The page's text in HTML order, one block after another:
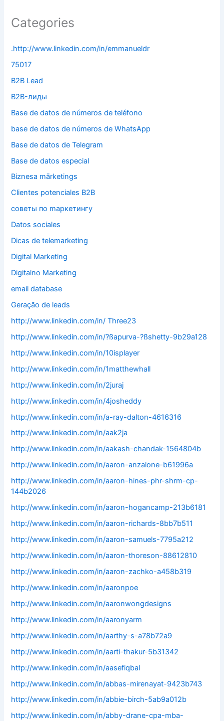
Categories
.http://www.linkedin.com/in/emmanueldr
75017
B2B Lead
B2B-лиды
Base de datos de números de teléfono
base de datos de números de WhatsApp
Base de datos de Telegram
Base de datos especial
Biznesa mārketings
Clientes potenciales B2B
cоветы по mаркетингу
Datos sociales
Dicas de telemarketing
Digital Marketing
Digitalno Marketing
email database
Geração de leads
http://www.linkedin.com/in/ Three23
http://www.linkedin.com/in/?ßapurva-?ßshetty-9b29a128
http://www.linkedin.com/in/10isplayer
http://www.linkedin.com/in/1matthewhall
http://www.linkedin.com/in/2juraj
http://www.linkedin.com/in/4josheddy
http://www.linkedin.com/in/a-ray-dalton-4616316
http://www.linkedin.com/in/aak2ja
http://www.linkedin.com/in/aakash-chandak-1564804b
http://www.linkedin.com/in/aaron-anzalone-b61996a
http://www.linkedin.com/in/aaron-hines-phr-shrm-cp-
144b2026
http://www.linkedin.com/in/aaron-hogancamp-213b6181
http://www.linkedin.com/in/aaron-richards-8bb7b511
http://www.linkedin.com/in/aaron-samuels-7795a212
http://www.linkedin.com/in/aaron-thoreson-88612810
http://www.linkedin.com/in/aaron-zachko-a458b319
http://www.linkedin.com/in/aaronpoe
http://www.linkedin.com/in/aaronwongdesigns
http://www.linkedin.com/in/aaronyarm
http://www.linkedin.com/in/aarthy-s-a78b72a9
http://www.linkedin.com/in/aarti-thakur-5b31342
http://www.linkedin.com/in/aasefiqbal
http://www.linkedin.com/in/abbas-mirenayat-9423b743
http://www.linkedin.com/in/abbie-birch-5ab9a012b
http://www.linkedin.com/in/abby-drane-cpa-mba-